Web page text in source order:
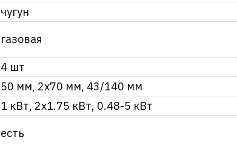
чугун
газовая
4 шт
50 мм, 2х70 мм, 43/140 мм
1 кВт, 2х1.75 кВт, 0.48-5 кВт
есть